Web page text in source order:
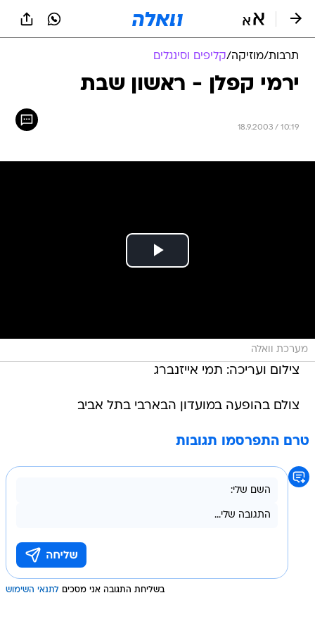
תרבות/מוזיקה/קליפים וסינגלים
ירמי קפלן - ראשון שבת
18.9.2003 / 10:19
מערכת וואלה
צילום ועריכה: תמי אייזנברג
צולם בהופעה במועדון הבארבי בתל אביב
טרם התפרסמו תגובות
בשליחת התגובה אני מסכים לתנאי השימוש